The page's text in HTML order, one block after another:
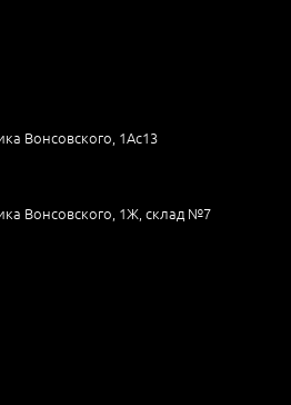
Вонсовского, 1Аc13
Вонсовского, 1Ж, склад №7